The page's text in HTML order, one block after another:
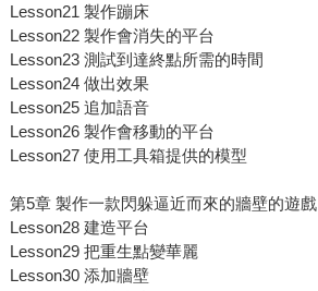
Lesson21 製作蹦床
Lesson22 製作會消失的平台
Lesson23 測試到達終點所需的時間
Lesson24 做出效果
Lesson25 追加語音
Lesson26 製作會移動的平台
Lesson27 使用工具箱提供的模型
第5章 製作一款閃躲逼近而來的牆壁的遊戲
Lesson28 建造平台
Lesson29 把重生點變華麗
Lesson30 添加牆壁